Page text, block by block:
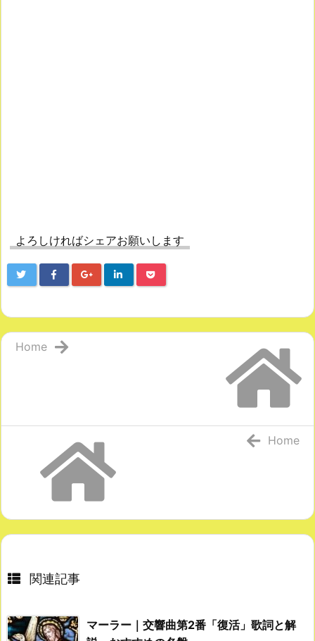
よろしければシェアお願いします
Home
Home
関連記事
マーラー｜交響曲第2番「復活」歌詞と解